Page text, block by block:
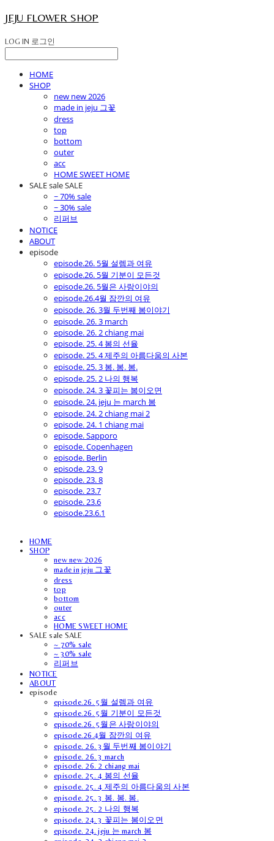
JEJU FLOWER SHOP
LOG IN 로그인
HOME
SHOP
new new 2026
made in jeju 그꽃
dress
top
bottom
outer
acc
HOME SWEET HOME
SALE sale SALE
~ 70% sale
~ 30% sale
리퍼브
NOTICE
ABOUT
episode
episode.26. 5월 설렘과 여유
episode.26. 5월 기분이 모든것
episode.26. 5월은 사랑이야의
episode.26.4월 잠깐의 여유
episode. 26. 3월 두번째 봄이야기
episode. 26. 3 march
episode. 26. 2 chiang mai
episode. 25. 4 봄의 선율
episode. 25. 4 제주의 아름다움의 사본
episode. 25. 3 봄. 봄. 봄.
episode. 25. 2 나의 행복
episode. 24. 3 꽃피는 봄이오면
episode. 24. jeju 는 march 봄
episode. 24. 2 chiang mai 2
episode. 24. 1 chiang mai
episode. Sapporo
episode. Copenhagen
episode. Berlin
episode. 23. 9
episode. 23. 8
episode. 23.7
episode. 23.6
episode.23.6.1
HOME
SHOP
new new 2026
made in jeju 그꽃
dress
top
bottom
outer
acc
HOME SWEET HOME
SALE sale SALE
~ 70% sale
~ 30% sale
리퍼브
NOTICE
ABOUT
episode
episode.26. 5월 설렘과 여유
episode.26. 5월 기분이 모든것
episode.26. 5월은 사랑이야의
episode.26.4월 잠깐의 여유
episode. 26. 3월 두번째 봄이야기
episode. 26. 3 march
episode. 26. 2 chiang mai
episode. 25. 4 봄의 선율
episode. 25. 4 제주의 아름다움의 사본
episode. 25. 3 봄. 봄. 봄.
episode. 25. 2 나의 행복
episode. 24. 3 꽃피는 봄이오면
episode. 24. jeju 는 march 봄